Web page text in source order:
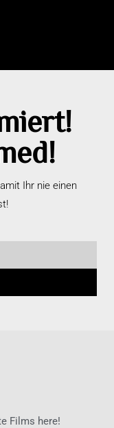
Ihr nie einen
Films here!